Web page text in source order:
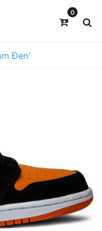
0
Đen'